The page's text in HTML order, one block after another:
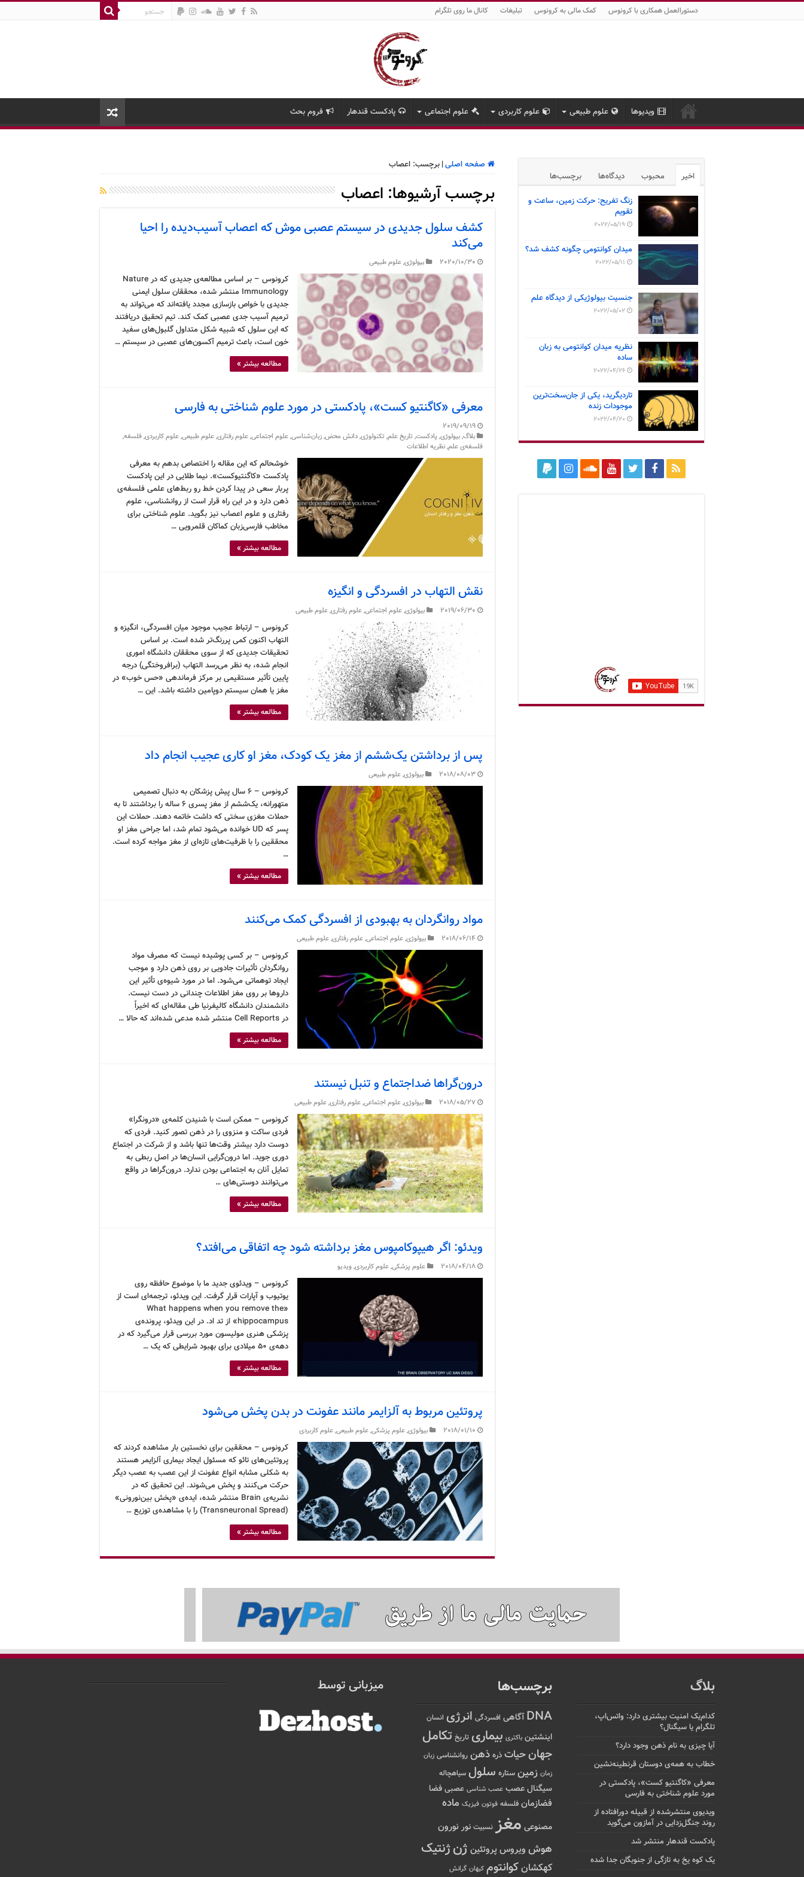
دستورالعمل همکاری با کرونوس کمک مالی به کرونوس تبلیغات کانال ما روی تلگرام
ویدیوها علوم طبیعی علوم کاربردی علوم اجتماعی پادکست قندهار فروم بحث
صفحه اصلی| برچسب: اعصاب
برچسب آرشیوها: اعصاب
کشف سلول جدیدی در سیستم عصبی موش که اعصاب آسیب‌دیده را احیا
می‌کند
2020/10/30 بیولوژی,علوم طبیعی
کرونوس – بر اساس مطالعه‌ی جدیدی که در Nature
Immunology منتشر شده، محققان سلول ایمنی
جدیدی با خواص بازسازی مجدد یافته‌اند که می‌تواند به
ترمیم آسیب جدی عصبی کمک کند. تیم تحقیق دریافتند
که این سلول که شبیه شکل متداول گلبول‌های سفید
خون است، باعث ترمیم آکسون‌های عصبی در سیستم …
مطالعه بیشتر »
معرفی «کاگنتیو کست»، پادکستی در مورد علوم شناختی به فارسی
2019/09/19
بلاگ,بیولوژی, پادکست, تاریخ علم, تکنولوژی,دانش محض,زبان‌شناسی,علوم اجتماعی,علوم رفتاری,علوم طبیعی,علوم کاربردی,فلسفه,
فلسفه‌ی علم,نظریه اطلاعات
خوشحالم که این مقاله را اختصاص بدهم به معرفی
پادکست «کاگنتیوکست». نیما طلایی در این پادکست
پربار سعی در پیدا کردن خط رو ربط‌های علمی فلسفه‌ی
ذهن دارد و در این راه قرار است از روانشناسی، علوم
رفتاری و علوم اعصاب نیز بگوید. علوم شناختی برای
مخاطب فارسی‌زبان کماکان قلمرویی …
مطالعه بیشتر »
نقش التهاب در افسردگی و انگیزه
2019/06/30 بیولوژی,علوم اجتماعی,علوم رفتاری,علوم طبیعی
کرونوس – ارتباط عجیب موجود میان افسردگی، انگیزه و
التهاب اکنون کمی پررنگ‌تر شده است. بر اساس
تحقیقات جدیدی که از سوی محققان دانشگاه اموری
انجام شده، به نظر می‌رسد التهاب (برافروختگی) درجه
پایین تأثیر مستقیمی بر مرکز فرماندهی «حس خوب» در
مغز یا همان سیستم دوپامین داشته باشد. این …
مطالعه بیشتر »
پس از برداشتن یک‌ششم از مغز یک کودک، مغز او کاری عجیب انجام داد
2018/08/03 بیولوژی,علوم طبیعی
کرونوس – ۶ سال پیش پزشکان به دنبال تصمیمی
متهورانه، یک‌ششم از مغز پسری ۶ ساله را برداشتند تا به
حملات مغزی سختی که داشت خاتمه دهند. حملات این
پسر که UD خوانده می‌شود تمام شد، اما جراحی مغز او
محققین را با ظرفیت‌های تازه‌ای از مغز مواجه کرده است.
…
مطالعه بیشتر »
مواد روانگردان به بهبودی از افسردگی کمک می‌کنند
2018/06/14 بیولوژی,علوم اجتماعی,علوم رفتاری,علوم طبیعی
کرونوس – بر کسی پوشیده نیست که مصرف مواد
روانگردان تأثیرات جادویی بر روی ذهن دارد و موجب
ایجاد توهماتی می‌شود. اما در مورد شیوه‌ی تأثیر این
داروها بر روی مغز اطلاعات چندانی در دست نیست.
دانشمندان دانشگاه کالیفرنیا طی مقاله‌ای که اخیراً
در Cell Reports منتشر شده مدعی شده‌اند که حالا …
مطالعه بیشتر »
درون‌گراها ضداجتماع و تنبل نیستند
2018/05/27 بیولوژی,علوم اجتماعی,علوم رفتاری,علوم طبیعی
کرونوس – ممکن است با شنیدن کلمه‌ی «درونگرا»
فردی ساکت و منزوی را در ذهن تصور کنید. فردی که
دوست دارد بیشتر وقت‌ها تنها باشد و از شرکت در اجتماع
دوری جوید. اما درون‌گرایی انسان‌ها در اصل ربطی به
تمایل آنان به اجتماعی بودن ندارد. درون‌گراها در واقع
می‌توانند دوستی‌های …
مطالعه بیشتر »
ویدئو: اگر هیپوکامپوس مغز برداشته شود چه اتفاقی می‌افتد؟
2018/04/18 علوم پزشکی,علوم کاربردی,ویدیو
کرونوس – ویدئوی جدید ما با موضوع حافظه روی
یوتیوب و آپارات قرار گرفت. این ویدئو، ترجمه‌ای است از
«What happens when you remove the
hippocampus» از تد اد. در این ویدئو، پرونده‌ی
پزشکی هنری مولیسون مورد بررسی قرار می‌گیرد که در
دهه‌ی ۵۰ میلادی برای بهبود شرایطی که یک …
مطالعه بیشتر »
پروتئین مربوط به آلزایمر مانند عفونت در بدن پخش می‌شود
2018/01/10 بیولوژی,علوم پزشکی,علوم طبیعی,علوم کاربردی
کرونوس – محققین برای نخستین بار مشاهده کردند که
پروتئین‌های تائو که مسئول ایجاد بیماری آلزایمر هستند
به شکلی مشابه انواع عفونت از این عصب به عصب دیگر
حرکت می‌کنند و پخش می‌شوند. این تحقیق که در
نشریه‌ی Brain منتشر شده، ایده‌ی «پخش بین‌نورونی»
(Transneuronal Spread) را با مشاهده‌ی توزیع …
مطالعه بیشتر »
اخیر محبوب دیدگاه‌ها برچسب‌ها
زنگ تفریح: حرکت زمین، ساعت و
تقویم
2022/05/19
میدان کوانتومی چگونه کشف شد؟
2022/05/11
جنسیت بیولوژیکی از دیدگاه علم
2022/05/02
نظریه میدان کوانتومی به زبان
ساده
2022/04/26
تاردیگرید، یکی از جان‌سخت‌ترین
موجودات زنده
2022/04/20
بلاگ
کدام‌یک امنیت بیشتری دارد: واتس‌اپ،
تلگرام یا سیگنال؟
آیا چیزی به نام ذهن وجود دارد؟
خطاب به همه‌ی دوستان قرنطینه‌نشین
معرفی «کاگنتیو کست»، پادکستی در
مورد علوم شناختی به فارسی
ویدیوی منتشرشده از قبیله دورافتاده‌ از
روند جنگل‌زدایی در آمازون می‌گوید
پادکست قندهار منتشر شد
یک کوه یخ به تازگی از جنوبگان جدا شده
برچسب‌ها
DNA آگاهی افسردگی انرژی انسان
اینشتین باکتری بیماری تاریخ تکامل
جهانحیات ذره ذهن روانشناسی زبان
زمان زمین ستاره سلول سیاهچاله
سیگنالعصب عصب شناسی عصبی فضا
فضازمان فلسفه فوتون فیزیک ماده
مصنوعی مغز نسبیت نور نورون
هوش ویروس پروتئین ژنژنتیک
کهکشانکوانتوم کیهان گرانش
میزبانی توسط